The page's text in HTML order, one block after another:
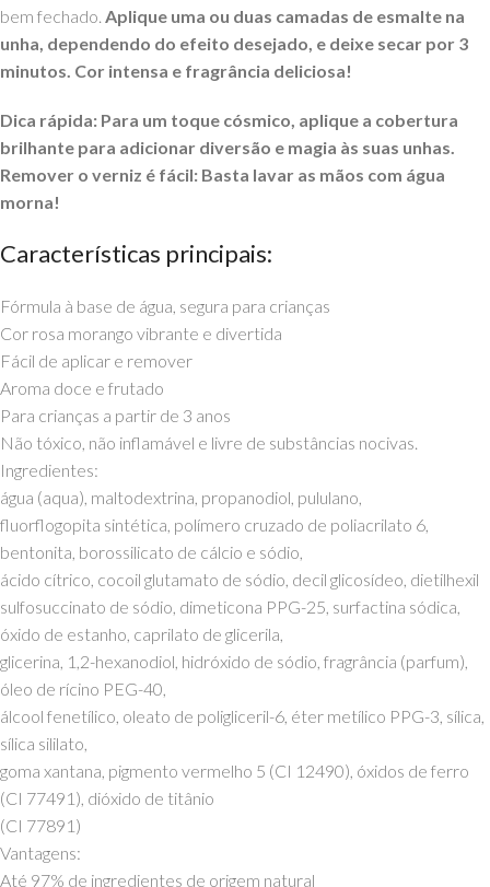
bem fechado. Aplique uma ou duas camadas de esmalte na
unha, dependendo do efeito desejado, e deixe secar por 3
minutos. Cor intensa e fragrância deliciosa!
Dica rápida: Para um toque cósmico, aplique a cobertura
brilhante para adicionar diversão e magia às suas unhas.
Remover o verniz é fácil: Basta lavar as mãos com água
morna!
Características principais:
Fórmula à base de água, segura para crianças
Cor rosa morango vibrante e divertida
Fácil de aplicar e remover
Aroma doce e frutado
Para crianças a partir de 3 anos
Não tóxico, não inflamável e livre de substâncias nocivas.
Ingredientes:
água (aqua), maltodextrina, propanodiol, pululano,
fluorflogopita sintética, polímero cruzado de poliacrilato 6,
bentonita, borossilicato de cálcio e sódio,
ácido cítrico, cocoil glutamato de sódio, decil glicosídeo, dietilhexil
sulfosuccinato de sódio, dimeticona PPG-25, surfactina sódica,
óxido de estanho, caprilato de glicerila,
glicerina, 1,2-hexanodiol, hidróxido de sódio, fragrância (parfum),
óleo de rícino PEG-40,
álcool fenetílico, oleato de poligliceril-6, éter metílico PPG-3, sílica,
sílica sililato,
goma xantana, pigmento vermelho 5 (CI 12490), óxidos de ferro
(CI 77491), dióxido de titânio
(CI 77891)
Vantagens:
Até 97% de ingredientes de origem natural